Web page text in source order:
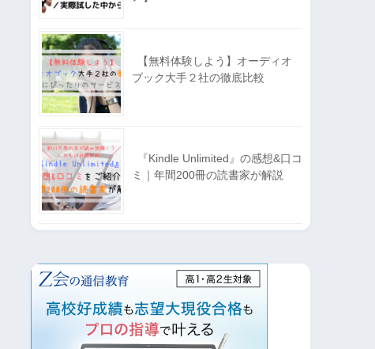
【無料体験しよう】オーディオ
ブック大手２社の徹底比較
『Kindle Unlimited』の感想&口コ
ミ｜年間200冊の読書家が解説